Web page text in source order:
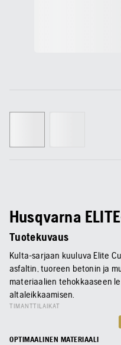
Husqvarna
Tuotekuvaus
Kulta-sarjaan kuuluva Elite
asfaltin, tuoreen betonin ja
materiaalien tehokkaaseen
altaleikkaamisen.
TIMANTTILAIKAT
OPTIMAALINEN MATERIAALI